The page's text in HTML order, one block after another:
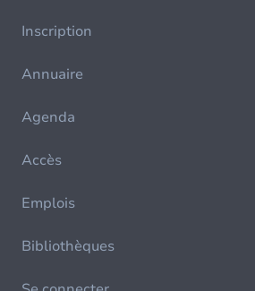
Inscription
Annuaire
Agenda
Accès
Emplois
Bibliothèques